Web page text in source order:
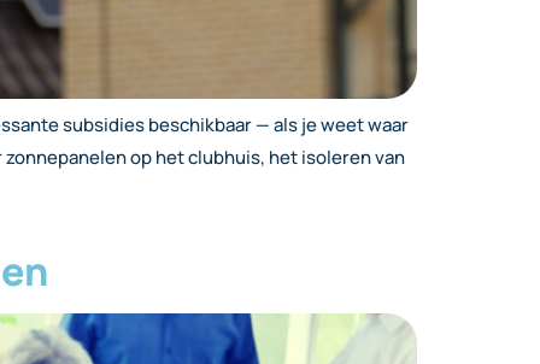
subsidies beschikbaar — als je weet waar
op het clubhuis, het isoleren van